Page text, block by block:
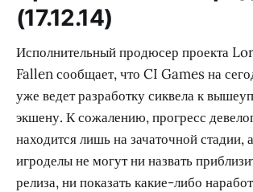
(17.12.14)
Исполнительный продюсер проекта
Fallen сообщает, что CI Games на
уже ведет разработку сиквела к
экшену. К сожалению, прогресс
находится лишь на зачаточной стадии,
игроделы не могут ни назвать
релиза, ни показать какие-либо